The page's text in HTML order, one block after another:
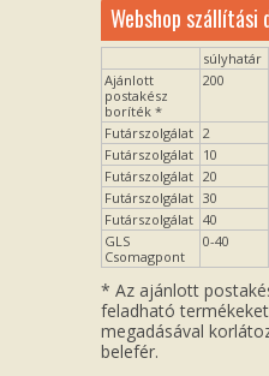
Webshop szállítási
súlyhatár
Ajánlott
postakész
boríték *
200
Futárszolgálat 2
Futárszolgálat 10
Futárszolgálat 20
Futárszolgálat 30
Futárszolgálat 40
GLS
Csomagpont
0-40
* Az ajánlott
feladható
megadásával
belefér.